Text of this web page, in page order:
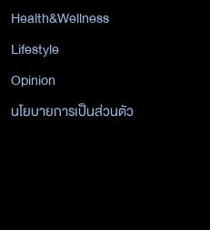
Health&Wellness
Lifestyle
Opinion
นโยบายการเป็นส่วนตัว